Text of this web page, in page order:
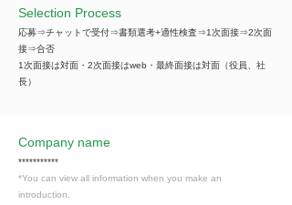
Selection Process
応募⇒チャットで受付⇒書類選考+適性検査⇒1次面接⇒2次面
接⇒合否
1次面接は対面・2次面接はweb・最終面接は対面（役員、社
長）
Company name
***********
*You can view all information when you make an
introduction.